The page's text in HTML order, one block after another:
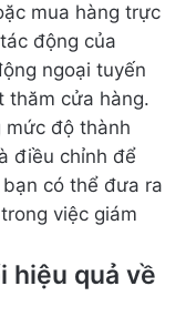
mua hàng trực
động của
ngoại tuyến
thăm cửa hàng.
mức độ thành
điều chỉnh để
có thể đưa ra
việc giám
hiệu quả về